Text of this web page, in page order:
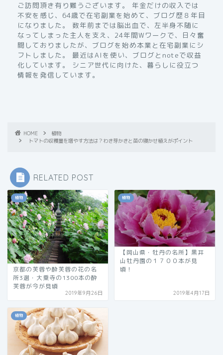
ご訪問頂き有り難うございます。 年金だけの収入では
不安を感じ、64歳で在宅副業を始めて、ブログ歴８年目
になりました。 数年前までは脳出血で、左半身不随に
なってしまった主人を支え、24年間Wワークで、日々奮
闘しておりましたが、ブログを始め本業と在宅副業にシ
フトしました。 最近はAIを使い、ブログとnoteで収益
化しています。 シニア世代に向けた、暮らしに役立つ
情報を発信しています。
HOME
植物
トマトの収穫量を増やす方法は？わき芽かきと苗の寝かせ植えがポイント
RELATED POST
植物
京都の芙蓉や酔芙蓉の花の名
所3選・大乗寺の1300本の酔
芙蓉が今が見頃
2019年9月26日
植物
【岡山県・牡丹の名所】黒井
山牡丹園の１７００本が見
頃！
2019年4月17日
植物